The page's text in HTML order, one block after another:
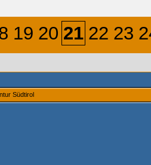
19 20 21 22 23
Südtirol